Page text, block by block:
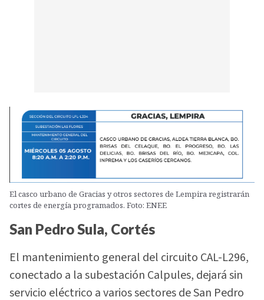
El casco urbano de Gracias y otros sectores de Lempira registrarán
cortes de energía programados. Foto: ENEE
San Pedro Sula, Cortés
El mantenimiento general del circuito CAL-L296,
conectado a la subestación Calpules, dejará sin
servicio eléctrico a varios sectores de San Pedro